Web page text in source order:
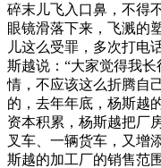
碎末儿飞入口鼻，不得
眼镜滑落下来，飞溅的
儿这么受罪，多次打电
斯越说：“大家觉得我
情，不应该这么折腾自
的，去年年底，杨斯越
资本积累，杨斯越把厂
叉车、一辆货车，又增
斯越的加工厂的销售范